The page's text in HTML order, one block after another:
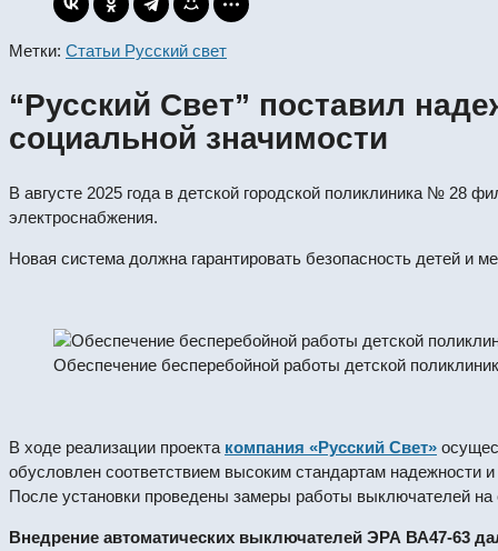
Метки: Статьи Русский свет
“Русский Свет” поставил
социальной значимости
В августе 2025 года в детской городской поликлиника №
электроснабжения.
Новая система должна гарантировать безопасность детей и
Обеспечение бесперебойной работы детской
В ходе реализации проекта компания «Русский Свет»
обусловлен соответствием высоким стандартам
После установки проведены замеры работы выключателей на
Внедрение автоматических выключателей ЭРА ВА47-63